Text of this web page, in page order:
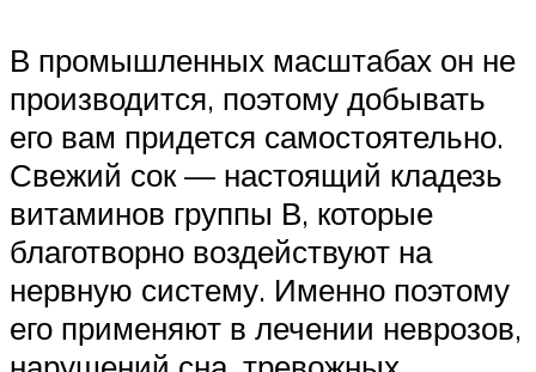
В промышленных масштабах он не
производится, поэтому добывать
его вам придется самостоятельно.
Свежий сок — настоящий кладезь
витаминов группы В, которые
благотворно воздействуют на
нервную систему. Именно поэтому
его применяют в лечении неврозов,